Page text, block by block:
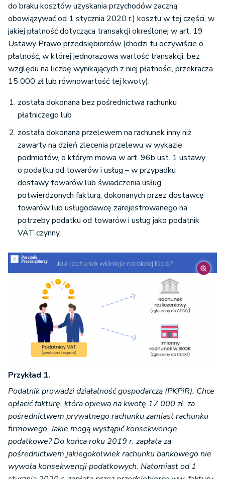
do braku kosztów uzyskania przychodów zaczną
obowiązywać od 1 stycznia 2020 r.) kosztu w tej części, w
jakiej płatność dotycząca transakcji określonej w art. 19
Ustawy Prawo przedsiębiorców (chodzi tu oczywiście o
płatność, w której jednorazowa wartość transakcji, bez
względu na liczbę wynikających z niej płatności, przekracza
15 000 zł lub równowartość tej kwoty):
została dokonana bez pośrednictwa rachunku
płatniczego lub
została dokonana przelewem na rachunek inny niż
zawarty na dzień zlecenia przelewu w wykazie
podmiotów, o którym mowa w art. 96b ust. 1 ustawy
o podatku od towarów i usług – w przypadku
dostawy towarów lub świadczenia usług
potwierdzonych fakturą, dokonanych przez dostawcę
towarów lub usługodawcę zarejestrowanego na
potrzeby podatku od towarów i usług jako podatnik
VAT czynny.
Przykład 1.
Podatnik prowadzi działalność gospodarczą (PKPiR). Chce
opłacić fakturę, która opiewa na kwotę 17 000 zł, za
pośrednictwem prywatnego rachunku zamiast rachunku
firmowego. Jakie mogą wystąpić konsekwencje
podatkowe? Do końca roku 2019 r. zapłata za
pośrednictwem jakiegokolwiek rachunku bankowego nie
wywoła konsekwencji podatkowych. Natomiast od 1